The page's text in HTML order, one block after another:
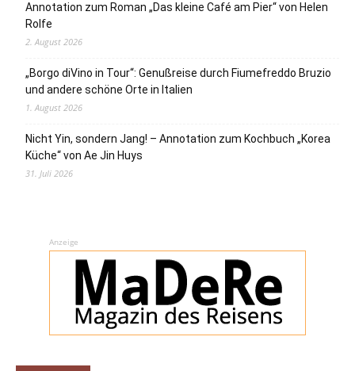
Annotation zum Roman „Das kleine Café am Pier“ von Helen
Rolfe
2. August 2026
„Borgo diVino in Tour“: Genußreise durch Fiumefreddo Bruzio
und andere schöne Orte in Italien
1. August 2026
Nicht Yin, sondern Jang! – Annotation zum Kochbuch „Korea
Küche“ von Ae Jin Huys
31. Juli 2026
Anzeige